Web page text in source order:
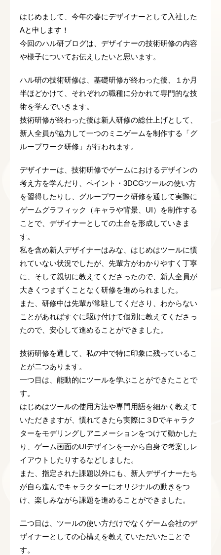
はじめまして、今年の春にデザイナーとして入社した
Aと申します！
今回のハル研ブログは、デザイナーの技術研修の内容
や様子についてお伝えしたいと思います。
ハル研の技術研修は、基礎研修が終わった後、１か月
半ほどかけて、それぞれの職種に分かれて専門的な技
術を学んでいきます。
技術研修が終わった後は新人研修の総仕上げとして、
新人全員が協力して一つのミニゲームを制作する「グ
ループワーク研修」が行われます。
デザイナーは、技術研修でゲームにおけるデザインの
考え方を学んだり、ペイント・3DCGツールの使い方
を習得したりし、グループワーク研修を通して実際に
ゲームグラフィック（キャラや背景、UI）を制作する
ことで、デザイナーとしての土台を形成していきま
す。
私を含め新人デザイナーはみな、はじめはツールに慣
れていない状況でしたが、先輩方がわかりやすく丁寧
に、そして親切に教えてくださったので、新人全員が
大きくつまずくことなく研修を進められました。
また、研修中は先輩が常駐してくださり、わからない
ことがあればすぐに駆け付けて個別に教えてくださっ
たので、安心して進めることができました。
技術研修を通して、私の中で特に印象に残っているこ
とが二つあります。
一つ目は、能動的にツールを学ぶことができたことで
す。
はじめはツールの使用方法や専門用語を細かく教えて
いただきますが、慣れてきたら実際に３Dでキャラク
ターをモデリングしアニメーションをつけて動かした
り、ゲーム画面のUIデザインを一から自身で考案しレ
イアウトしたりするなどしました。
また、指定された課題以外にも、新人デザイナーたち
が自ら進んでキャラクターにオリジナルの動きをつ
け、楽しみながら課題を進めることができました。
二つ目は、ツールの使い方だけでなくゲーム会社のデ
ザイナーとしての心構えを教えていただいたことで
す。